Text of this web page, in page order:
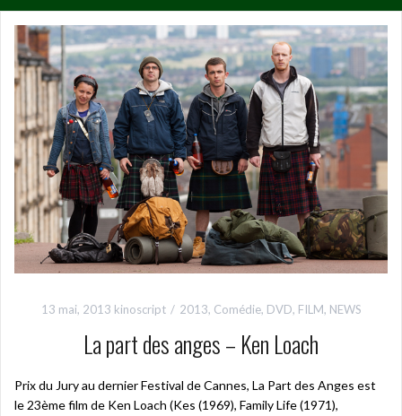
13 mai, 2013 kinoscript 2013, Comédie, DVD, FILM, NEWS
La part des anges – Ken Loach
Prix du Jury au dernier Festival de Cannes, La Part des Anges est
le 23ème film de Ken Loach (Kes (1969), Family Life (1971),